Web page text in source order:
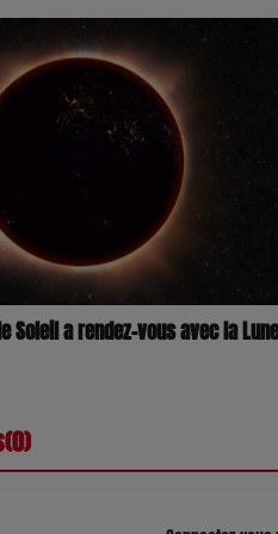
Soleil a rendez-vous avec la